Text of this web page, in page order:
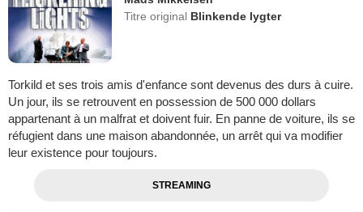
Titre original Blinkende lygter
Torkild et ses trois amis d'enfance sont devenus des durs à cuire.
Un jour, ils se retrouvent en possession de 500 000 dollars
appartenant à un malfrat et doivent fuir. En panne de voiture, ils se
réfugient dans une maison abandonnée, un arrêt qui va modifier
leur existence pour toujours.
STREAMING